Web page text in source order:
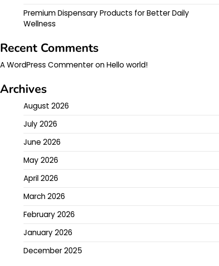
Premium Dispensary Products for Better Daily
Wellness
Recent Comments
A WordPress CommenteronHello world!
Archives
August 2026
July 2026
June 2026
May 2026
April 2026
March 2026
February 2026
January 2026
December 2025